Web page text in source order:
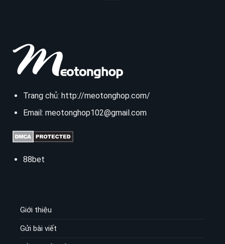
Trang chủ: http://meotonghop.com/
Email: meotonghop102@gmail.com
88bet
Giới thiệu
Gửi bài viết